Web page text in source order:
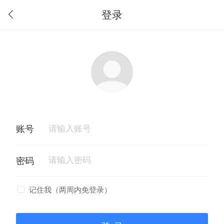
登录
记住我（两周内免登录）